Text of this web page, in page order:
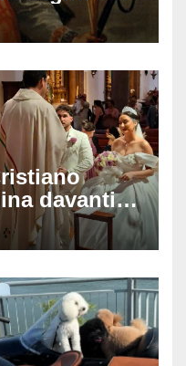
davanti
il
un’altra